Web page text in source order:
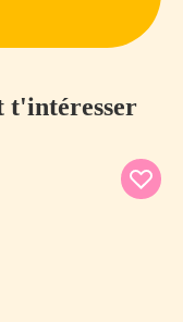
t'intéresser